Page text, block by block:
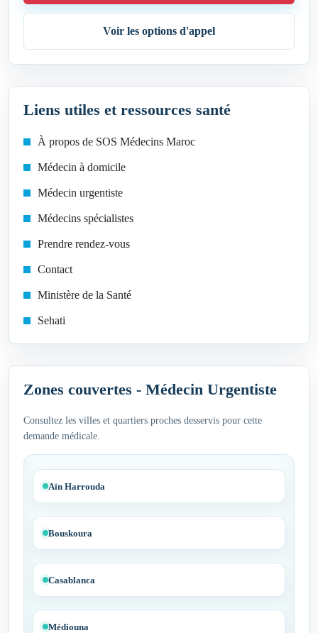
Voir les options d'appel
Liens utiles et ressources santé
À propos de SOS Médecins Maroc
Médecin à domicile
Médecin urgentiste
Médecins spécialistes
Prendre rendez-vous
Contact
Ministère de la Santé
Sehati
Zones couvertes - Médecin Urgentiste
Consultez les villes et quartiers proches desservis pour cette
demande médicale.
Aïn Harrouda
Bouskoura
Casablanca
Médiouna